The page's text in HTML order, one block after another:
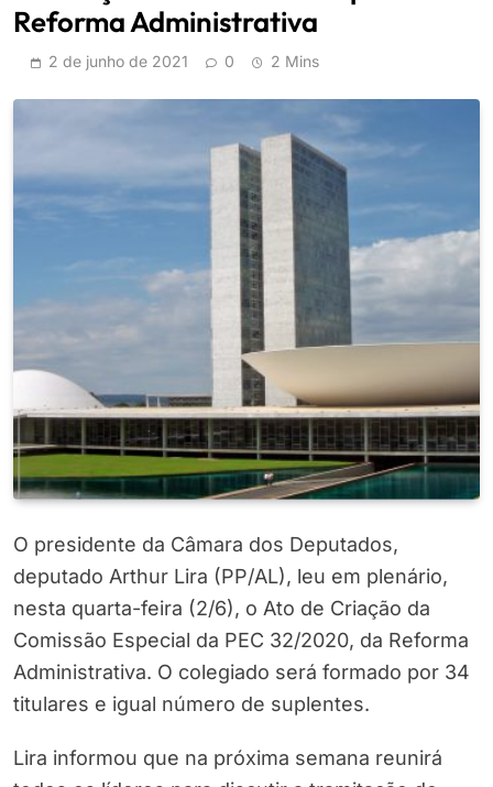
Reforma Administrativa
2 de junho de 2021 0 2 Mins
O presidente da Câmara dos Deputados,
deputado Arthur Lira (PP/AL), leu em plenário,
nesta quarta-feira (2/6), o Ato de Criação da
Comissão Especial da PEC 32/2020, da Reforma
Administrativa. O colegiado será formado por 34
titulares e igual número de suplentes.
Lira informou que na próxima semana reunirá